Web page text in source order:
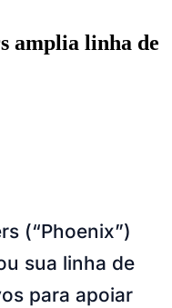
e tabelas
e mais. Placar em tempo
Completo
Trânsito em Tempo Real